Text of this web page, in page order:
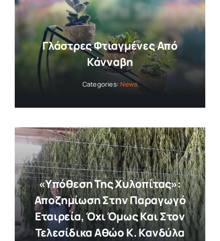
Collaborators
About
Γλάστρες Φτιαγμένες Από
Κάνναβη
Categories: News
«Υπόθεση Της Χυλοπίτας»:
Αποζημίωση Στην Παραγωγό
Εταιρεία, Όχι Όμως Και Στον
Τελεσίδικα Αθώο Κ. Κανδύλα